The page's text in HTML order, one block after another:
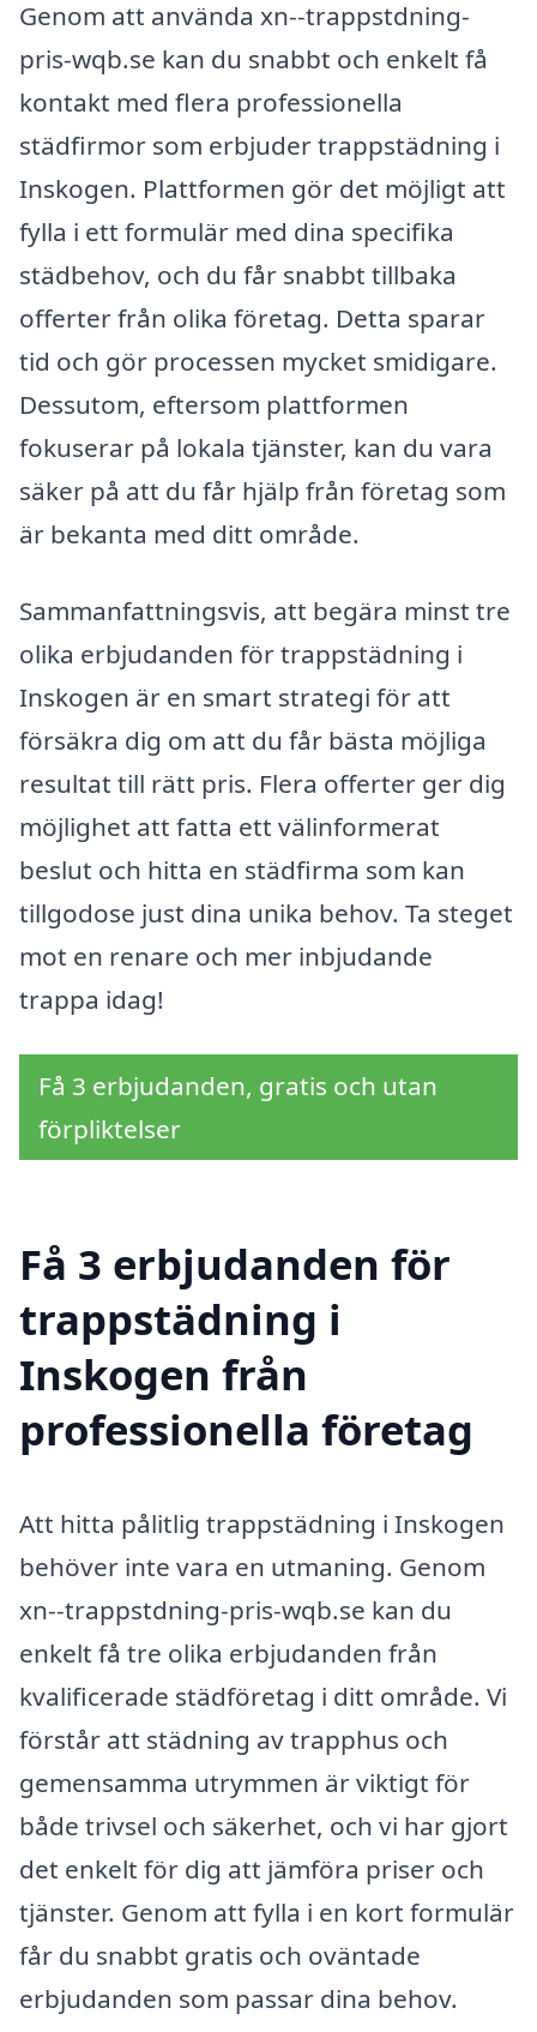
Genom att använda xn--trappstdning-
pris-wqb.se kan du snabbt och enkelt få
kontakt med flera professionella
städfirmor som erbjuder trappstädning i
Inskogen. Plattformen gör det möjligt att
fylla i ett formulär med dina specifika
städbehov, och du får snabbt tillbaka
offerter från olika företag. Detta sparar
tid och gör processen mycket smidigare.
Dessutom, eftersom plattformen
fokuserar på lokala tjänster, kan du vara
säker på att du får hjälp från företag som
är bekanta med ditt område.
Sammanfattningsvis, att begära minst tre
olika erbjudanden för trappstädning i
Inskogen är en smart strategi för att
försäkra dig om att du får bästa möjliga
resultat till rätt pris. Flera offerter ger dig
möjlighet att fatta ett välinformerat
beslut och hitta en städfirma som kan
tillgodose just dina unika behov. Ta steget
mot en renare och mer inbjudande
trappa idag!
Få 3 erbjudanden, gratis och utan
förpliktelser
Få 3 erbjudanden för
trappstädning i
Inskogen från
professionella företag
Att hitta pålitlig trappstädning i Inskogen
behöver inte vara en utmaning. Genom
xn--trappstdning-pris-wqb.se kan du
enkelt få tre olika erbjudanden från
kvalificerade städföretag i ditt område. Vi
förstår att städning av trapphus och
gemensamma utrymmen är viktigt för
både trivsel och säkerhet, och vi har gjort
det enkelt för dig att jämföra priser och
tjänster. Genom att fylla i en kort formulär
får du snabbt gratis och oväntade
erbjudanden som passar dina behov.